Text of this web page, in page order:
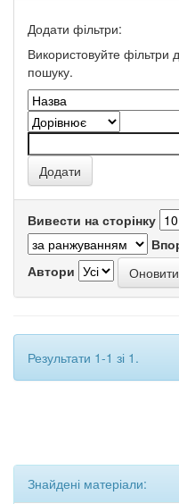
Додати фільтри:
Використовуйте фільтри
пошуку.
Вивести на сторінку
Автори
Результати 1-1 зі 1.
Знайдені матеріали: